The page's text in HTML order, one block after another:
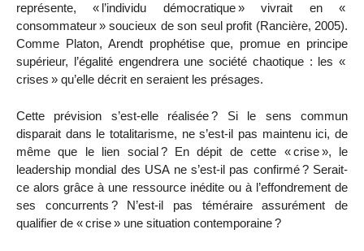
représente, « l’individu démocratique» vivrait en «
consommateur» soucieux de son seul profit (Rancière, 2005).
Comme Platon, Arendt prophétise que, promue en principe
supérieur, l’égalité engendrera une société chaotique : les «
crises » qu’elle décrit en seraient les présages.
Cette prévision s’est-elle réalisée? Si le sens commun
disparait dans le totalitarisme, ne s’est-il pas maintenu ici, de
même que le lien social? En dépit de cette «crise», le
leadership mondial des USA ne s’est-il pas confirmé? Serait-
ce alors grâce à une ressource inédite ou à l’effondrement de
ses concurrents ? N’est-il pas téméraire assurément de
qualifier de «crise» une situation contemporaine?